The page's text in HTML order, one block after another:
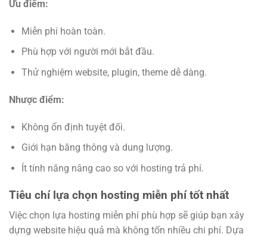
Ưu điểm:
Miễn phí hoàn toàn.
Phù hợp với người mới bắt đầu.
Thử nghiệm website, plugin, theme dễ dàng.
Nhược điểm:
Không ổn định tuyệt đối.
Giới hạn băng thông và dung lượng.
Ít tính năng nâng cao so với hosting trả phí.
Tiêu chí lựa chọn hosting miễn phí tốt nhất
Việc chọn lựa hosting miễn phí phù hợp sẽ giúp bạn xây
dựng website hiệu quả mà không tốn nhiều chi phí. Dựa